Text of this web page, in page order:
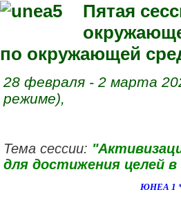
Пятая
по окружающей
28 февраля - 2 марта
режиме),
Тема сессии: "А
для достижения целей
ЮНЕА 1